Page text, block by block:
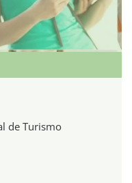
de Turismo